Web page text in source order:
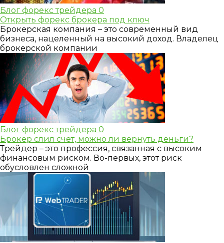
Блог форекс трейдера 0
Открыть форекс брокера под ключ
Брокерская компания – это современный вид
бизнеса, нацеленный на высокий доход. Владелец
брокерской компании
Блог форекс трейдера 0
Брокер слил счет, можно ли вернуть деньги?
Трейдер – это профессия, связанная с высоким
финансовым риском. Во-первых, этот риск
обусловлен сложной